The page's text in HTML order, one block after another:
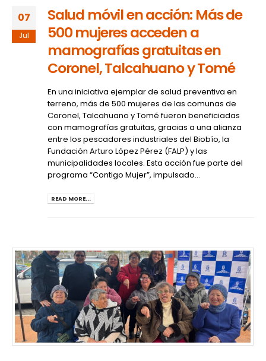
07
Jul
Salud móvil en acción: Más de
500 mujeres acceden a
mamografías gratuitas en
Coronel, Talcahuano y Tomé
En una iniciativa ejemplar de salud preventiva en
terreno, más de 500 mujeres de las comunas de
Coronel, Talcahuano y Tomé fueron beneficiadas
con mamografías gratuitas, gracias a una alianza
entre los pescadores industriales del Biobío, la
Fundación Arturo López Pérez (FALP) y las
municipalidades locales. Esta acción fue parte del
programa “Contigo Mujer”, impulsado...
READ MORE...